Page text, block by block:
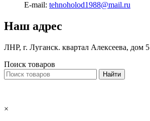
E-mail: tehnoholod1988@mail.ru
Наш адрес
ЛНР, г. Луганск. квартал Алексеева, дом 5
Поиск товаров
×